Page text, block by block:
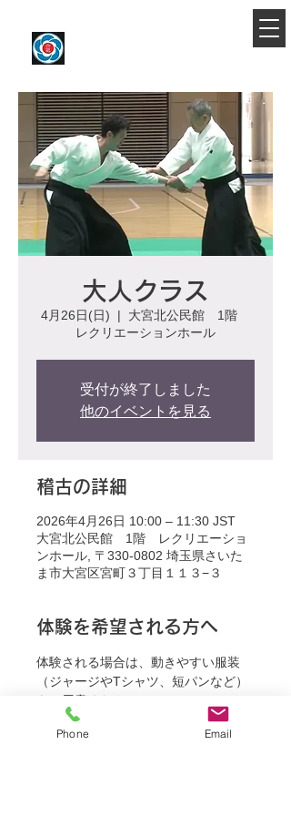
大人クラス
4月26日(日)
  |
大宮北公民館 1階
レクリエーションホール
受付が終了しました
他のイベントを見る
稽古の詳細
2026年4月26日 10:00 – 11:30 JST
大宮北公民館 1階 レクリエーショ
ンホール, 〒330-0802 埼玉県さいた
ま市大宮区宮町３丁目１１３−３
体験を希望される方へ
体験される場合は、動きやすい服装
（ジャージやTシャツ、短パンなど）
をご用意ください。
Phone Email